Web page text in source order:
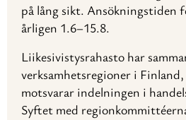
på lång sikt. Ansökningstiden
årligen 1.6–15.8.
Liikesivistysrahasto har
verksamhetsregioner i
motsvarar indelningen i
Syftet med